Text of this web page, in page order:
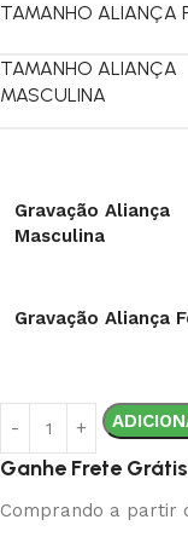
TAMANHO ALIANÇA
TAMANHO ALIANÇA
MASCULINA
Gravação Aliança
Masculina
Gravação Aliança
Ganhe Frete Grátis
Comprando a partir